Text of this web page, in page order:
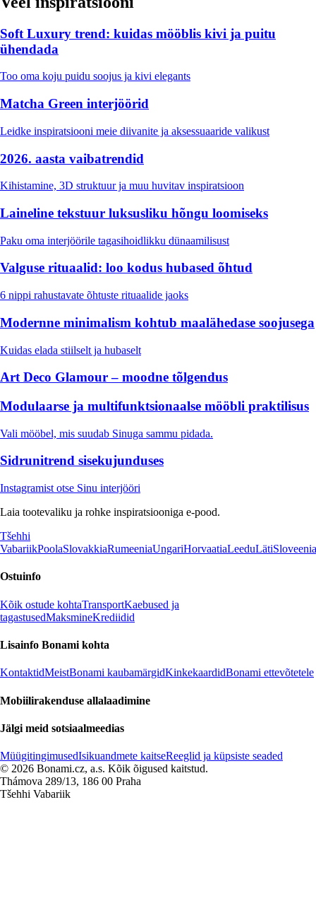
Soft Luxury trend: kuidas mööblis kivi ja puitu
ühendada
Too oma koju puidu soojus ja kivi elegants
Matcha Green interjöörid
Leidke inspiratsiooni meie diivanite ja aksessuaaride valikust
2026. aasta vaibatrendid
Kihistamine, 3D struktuur ja muu huvitav inspiratsioon
Laineline tekstuur luksusliku hõngu loomiseks
Paku oma interjöörile tagasihoidlikku dünaamilisust
Valguse rituaalid: loo kodus hubased õhtud
6 nippi rahustavate õhtuste rituaalide jaoks
Modernne minimalism kohtub maalähedase soojusega
Kuidas elada stiilselt ja hubaselt
Art Deco Glamour – moodne tõlgendus
Modulaarse ja multifunktsionaalse mööbli praktilisus
Vali mööbel, mis suudab Sinuga sammu pidada.
Sidrunitrend sisekujunduses
Instagramist otse Sinu interjööri
Laia tootevaliku ja rohke inspiratsiooniga e-pood.
Tšehhi
VabariikPoolaSlovakkiaRumeeniaUngariHorvaatiaLeeduLätiSloveenia
Ostuinfo
Kõik ostude kohtaTransportKaebused ja
tagastusedMaksmineKrediidid
Lisainfo Bonami kohta
KontaktidMeistBonami kaubamärgidKinkekaardidBonami ettevõtetele
Mobiilirakenduse allalaadimine
Jälgi meid sotsiaalmeedias
MüügitingimusedIsikuandmete kaitseReeglid ja küpsiste seaded
© 2026 Bonami.cz, a.s. Kõik õigused kaitstud.
Thámova 289/13, 186 00 Praha
Tšehhi Vabariik